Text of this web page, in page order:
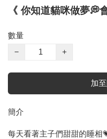
《 你知道貓咪做夢💭
數量
−
+
加
簡介
每天看著主子們甜甜的睡相